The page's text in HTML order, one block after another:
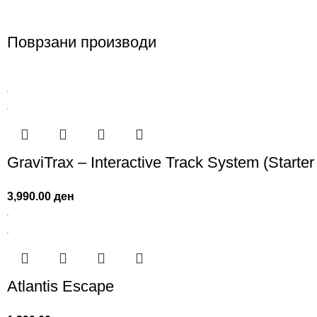
Поврзани производи
GraviTrax – Interactive Track System
3,990.00ден
Atlantis Escape